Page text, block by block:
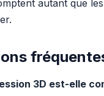
autant que
3D est-elle